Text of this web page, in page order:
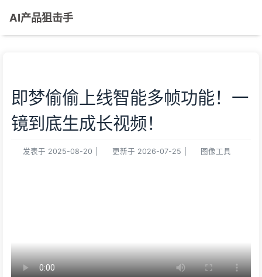
AI产品狙击手
即梦偷偷上线智能多帧功能！一
镜到底生成长视频！
发表于 2025-08-20 更新于 2026-07-25 图像工具